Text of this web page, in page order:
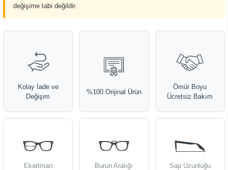
değişime tabi değildir.
Kolay İade ve
Değişim
%100 Orijinal Ürün
Ömür Boyu
Ücretsiz Bakım
Ekartman Burun Aralığı Sap Uzunluğu